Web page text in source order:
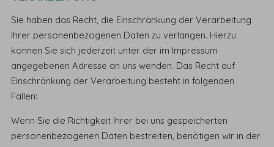
Sie haben das Recht, die Einschränkung der Verarbeitung
Ihrer personenbezogenen Daten zu verlangen. Hierzu
können Sie sich jederzeit unter der im Impressum
angegebenen Adresse an uns wenden. Das Recht auf
Einschränkung der Verarbeitung besteht in folgenden
Fällen:
Wenn Sie die Richtigkeit Ihrer bei uns gespeicherten
personenbezogenen Daten bestreiten, benötigen wir in der